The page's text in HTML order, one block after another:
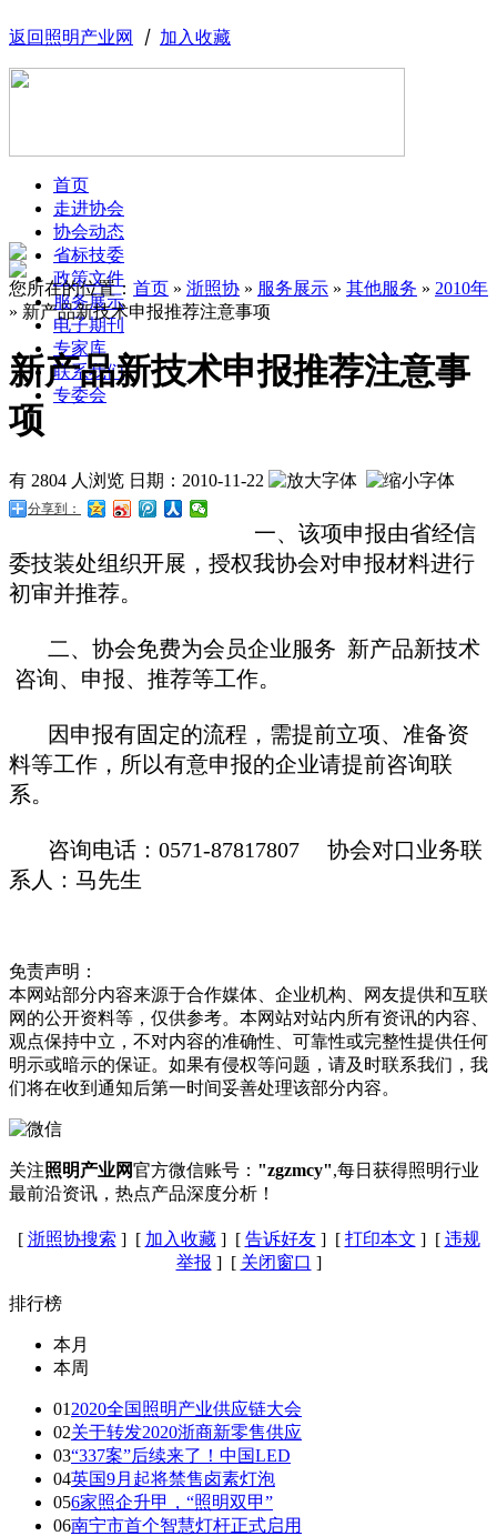
返回照明产业网 丨 加入收藏
首页
走进协会
协会动态
省标技委
政策文件
服务展示
电子期刊
专家库
联系我们
专委会
您所在的位置： 首页 » 浙照协 » 服务展示 » 其他服务 » 2010年
» 新产品新技术申报推荐注意事项
新产品新技术申报推荐注意事
项
有 2804 人浏览 日期： 2010-11-22
分享到：
一、该项申报由省经信
委技装处组织开展，授权我协会对申报材料进行
初审并推荐。
二、协会免费为会员企业服务 新产品新技术
咨询、申报、推荐等工作。
因申报有固定的流程，需提前立项、准备资
料等工作，所以有意申报的企业请提前咨询联
系。
咨询电话：0571-87817807 协会对口业务联
系人：马先生
免责声明：
本网站部分内容来源于合作媒体、企业机构、网友提供和互联
网的公开资料等，仅供参考。本网站对站内所有资讯的内容、
观点保持中立，不对内容的准确性、可靠性或完整性提供任何
明示或暗示的保证。如果有侵权等问题，请及时联系我们，我
们将在收到通知后第一时间妥善处理该部分内容。
关注照明产业网官方微信账号： "zgzmcy",每日获得照明行业
最前沿资讯，热点产品深度分析！
[ 浙照协搜索 ] [ 加入收藏] [ 告诉好友] [ 打印本文 ] [ 违规
举报 ] [ 关闭窗口 ]
排行榜
本月
本周
01 2020全国照明产业供应链大会
02关于转发2020浙商新零售供应
03“337案”后续来了！中国LED
04英国9月起将禁售卤素灯泡
056家照企升甲，“照明双甲”
06南宁市首个智慧灯杆正式启用